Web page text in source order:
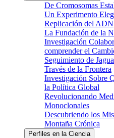
De Cromosomas
Un Experimento
Replicación del ADN
La Fundación de la
Investigación
comprender el
Seguimiento de
Través de la Frontera
Investigación Sobre
la Política Global
Revolucionando
Monoclonales
Descubriendo los
Montaña Crónica
Perfiles en la Ciencia